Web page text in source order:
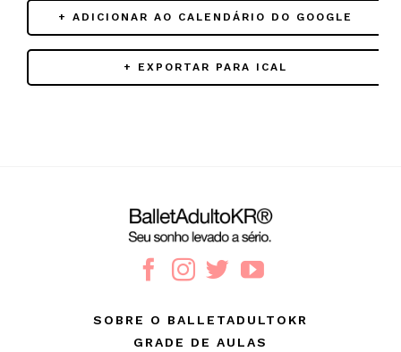
+ ADICIONAR AO CALENDÁRIO DO GOOGLE
+ EXPORTAR PARA ICAL
SOBRE O BALLETADULTOKR
GRADE DE AULAS